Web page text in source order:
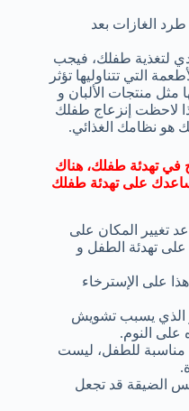
الغازات بعد
لتغذية طفلك، فيجب
التي تتناوليها تؤثر
منتجات الألبان و
لاحظت إنزعاج طفلك
هو نظامك الغذائي.
في تهدئة طفلك، هناك
على تهدئة طفلك
تغيير المكان على
تهدئة الطفل و
على الإسترخاء
الذي يسبب تشويش
على النوم.
مناسبة للطفل، ليست
الضيقة قد تجعل